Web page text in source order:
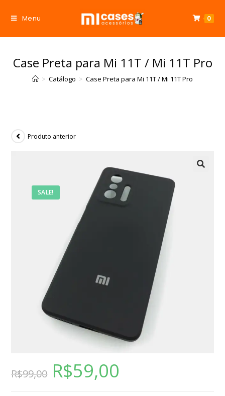
Menu 0
Case Preta para Mi 11T / Mi 11T Pro
> Catálogo > Case Preta para Mi 11T / Mi 11T Pro
SALE!
Produto anterior
R$99,00 R$59,00